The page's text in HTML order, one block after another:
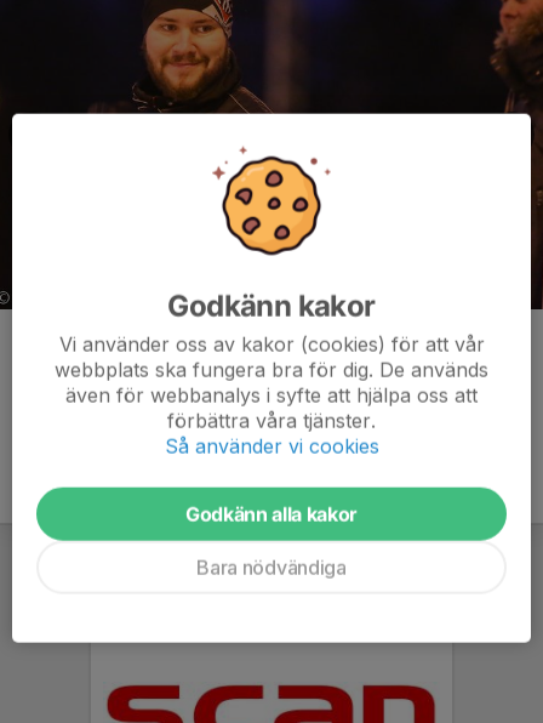
Kommentarer
Godkänn kakor
Vi använder oss av kakor (cookies) för att vår
webbplats ska fungera bra för dig. De används
även för webbanalys i syfte att hjälpa oss att
förbättra våra tjänster.
Så använder vi cookies
Godkänn alla kakor
Bara nödvändiga